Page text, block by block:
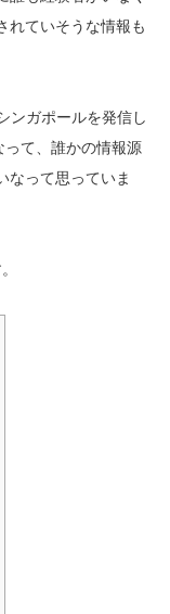
れていそうな情報も
ンガポールを発信し
って、誰かの情報源
なって思っていま